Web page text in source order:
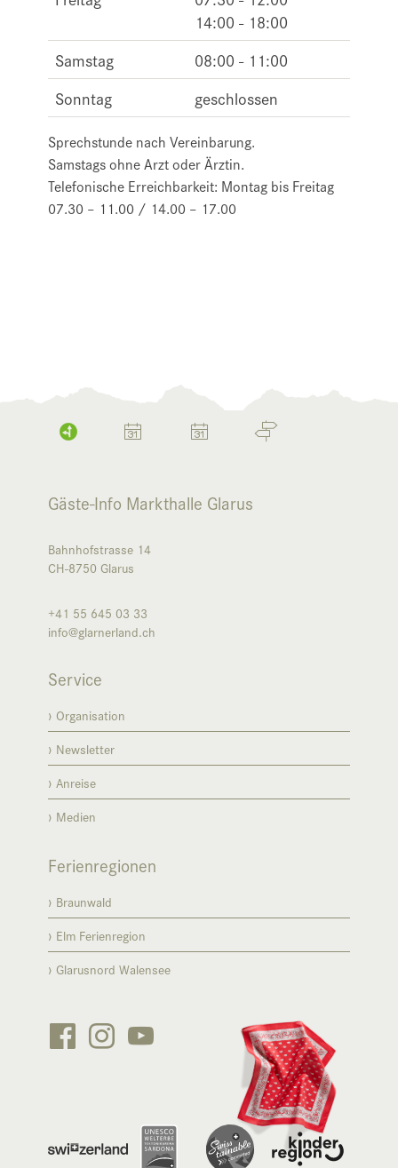
14:00 - 18:00
Samstag
08:00 - 11:00
Sonntag
geschlossen
Sprechstunde nach Vereinbarung.
Samstags ohne Arzt oder Ärztin.
Telefonische Erreichbarkeit: Montag bis Freitag
07.30 – 11.00 / 14.00 – 17.00
Gäste-Info Markthalle Glarus
Bahnhofstrasse 14
CH-8750 Glarus
+41 55 645 03 33
info@glarnerland.ch
Service
Organisation
Newsletter
Anreise
Medien
Ferienregionen
Braunwald
Elm Ferienregion
Glarusnord Walensee

 